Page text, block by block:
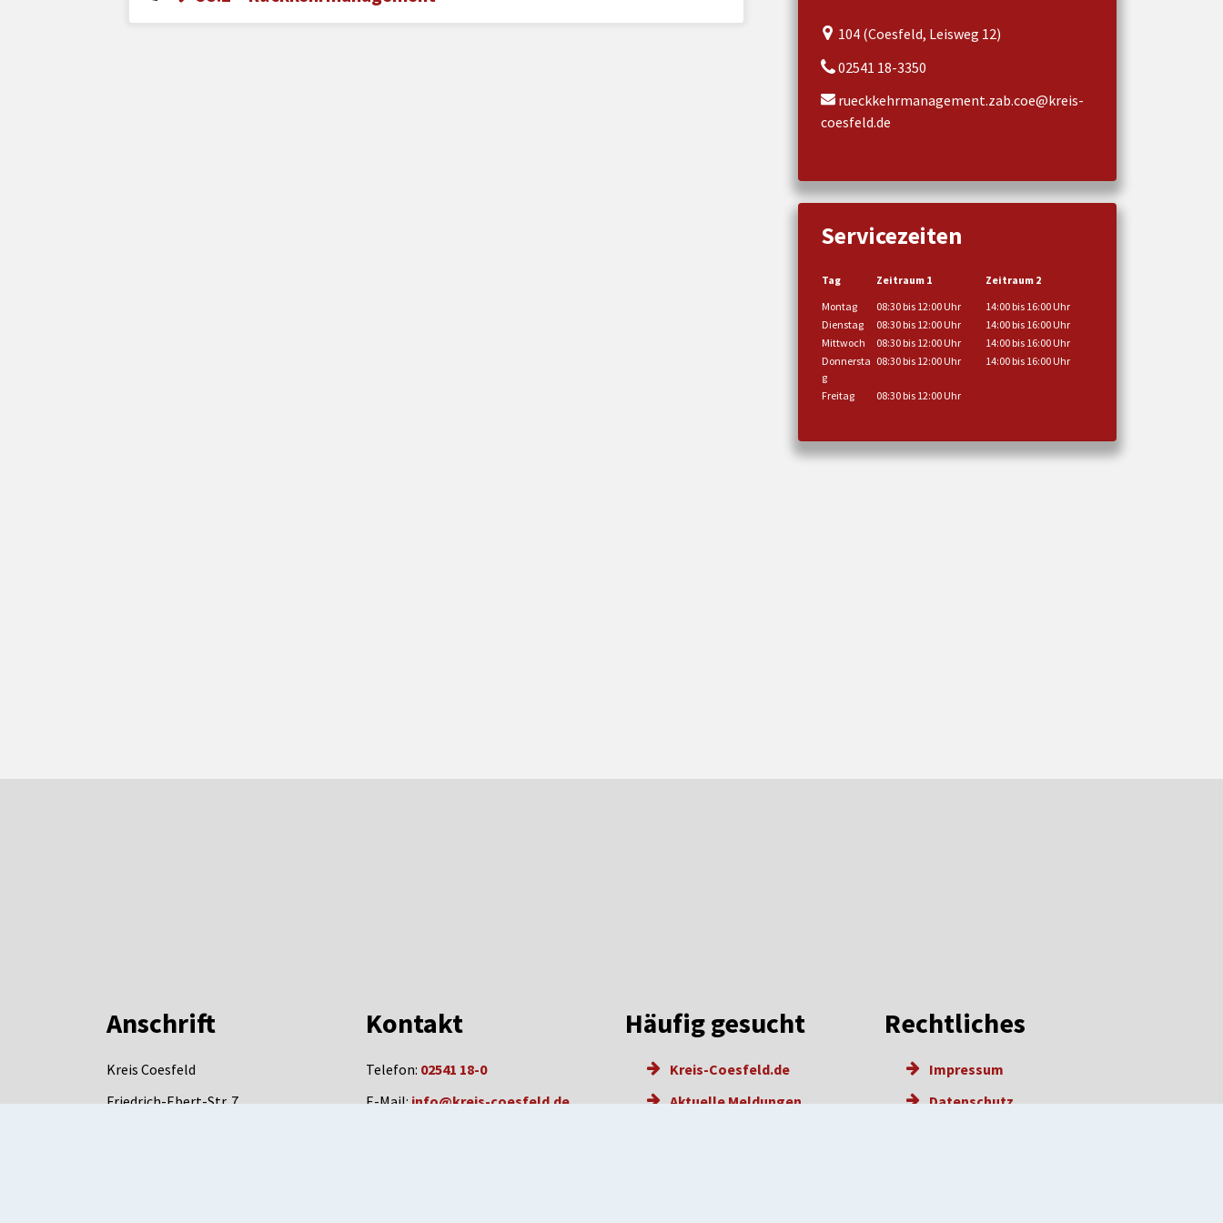
104 (Coesfeld, Leisweg 12)
02541 18-3350
rueckkehrmanagement.zab.coe@kreis-
coesfeld.de
Servicezeiten
Tag Zeitraum 1
Zeitraum 2
Montag
08:30 bis 12:00 Uhr
14:00 bis 16:00 Uhr
Dienstag
08:30 bis 12:00 Uhr
14:00 bis 16:00 Uhr
Mittwoch
08:30 bis 12:00 Uhr
14:00 bis 16:00 Uhr
Donnersta
g
08:30 bis 12:00 Uhr 14:00 bis 16:00 Uhr
Freitag 08:30 bis 12:00 Uhr
Anschrift
Kreis Coesfeld
Friedrich-Ebert-Str. 7
Kontakt
Telefon: 02541 18-0
E-Mail:info@kreis-coesfeld.de
Häufig gesucht
Kreis-Coesfeld.de
Aktuelle Meldungen
Rechtliches
Impressum
Datenschutz